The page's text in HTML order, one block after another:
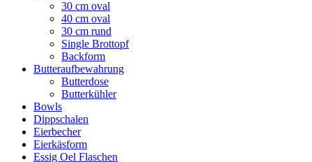
30 cm oval
40 cm oval
30 cm rund
Single Brottopf
Backform
Butteraufbewahrung
Butterdose
Butterkühler
Bowls
Dippschalen
Eierbecher
Eierkäsform
Essig Oel Flaschen